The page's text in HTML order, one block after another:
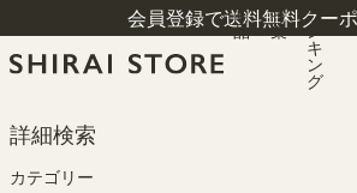
会員登録で送料無料クー
商
品
特
集
ラ
ン
キ
ン
グ
詳細検索
カテゴリー
HOME カテゴリー
キャビネット 棚 幅90cm 高さ85cm ナチュラルブラ
ュ式扉 キッチン収納 ピタシエ PTS-8590DNA